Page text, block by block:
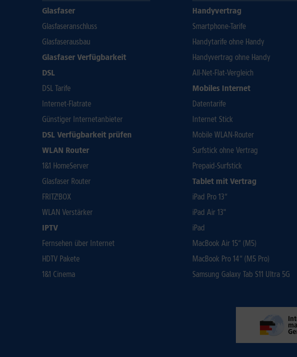
Glasfaser
Glasfaseranschluss
Glasfaserausbau
Glasfaser Verfügbarkeit
DSL
DSL Tarife
Internet-Flatrate
Günstiger Internetanbieter
DSL Verfügbarkeit prüfen
WLAN Router
1&1 HomeServer
Glasfaser Router
FRITZ!BOX
WLAN Verstärker
IPTV
Fernsehen über Internet
HDTV Pakete
1&1 Cinema
Handyvertrag
Smartphone-Tarife
Handytarife ohne Handy
Handyvertrag ohne Handy
All-Net-Flat-Vergleich
Mobiles Internet
Datentarife
Internet Stick
Mobile WLAN-Router
Surfstick ohne Vertrag
Prepaid-Surfstick
Tablet mit Vertrag
iPad Pro 13“
iPad Air 13"
iPad
MacBook Air 15“ (M5)
MacBook Pro 14“ (M5 Pro)
Samsung Galaxy Tab S11 Ultra 5G